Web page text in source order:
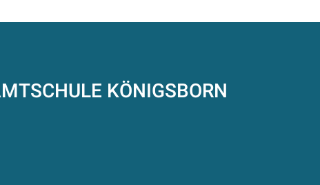
KÖNIGSBORN